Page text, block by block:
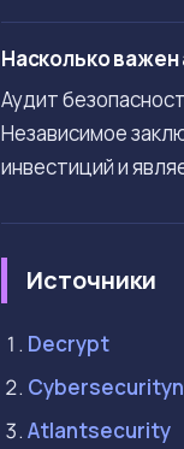
Насколько
Аудит
Независимое
инвестиций и
Источники
Decrypt
Atlantsecurity